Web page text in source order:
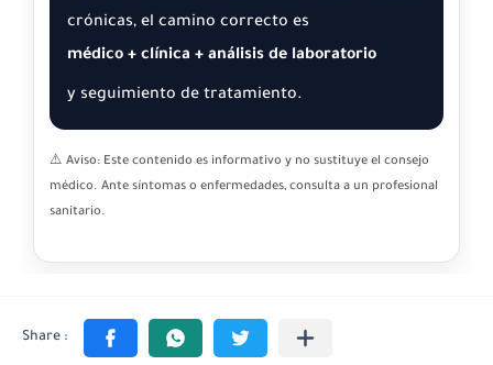
crónicas, el camino correcto es
médico + clínica + análisis de laboratorio
y seguimiento de tratamiento.
⚠️ Aviso: Este contenido es informativo y no sustituye el consejo
médico. Ante síntomas o enfermedades, consulta a un profesional
sanitario.